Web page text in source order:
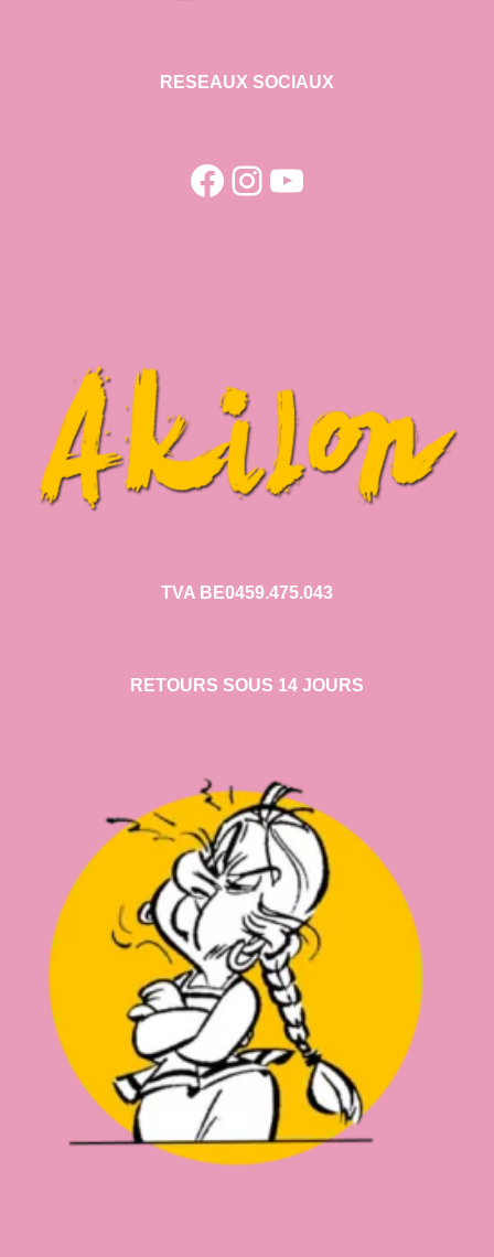
RESEAUX SOCIAUX
Facebook
Instagram
YouTube
TVA BE0459.475.043
RETOURS SOUS 14 JOURS